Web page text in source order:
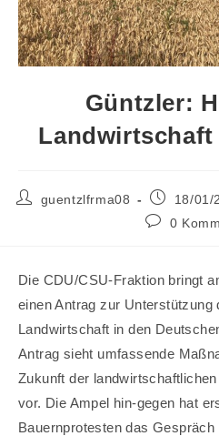
Güntzler:
Beitrags-
guentzlfrma08
Beitrag18/01/
Beitrags-
0
Die CDU/CSU-Fraktion bringt
einen Antrag zur Unterstützung
Landwirtschaft in den
Antrag sieht umfassende
Zukunft der
vor. Die Ampel hin-gegen hat
Bauernprotesten das